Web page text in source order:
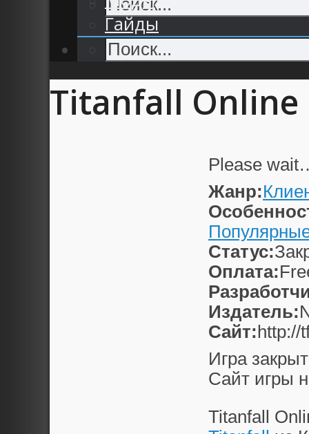
Гайды
Titanfall Online
Please
Жанр:
Статус:
Оплата:
Издатель:
Сайт: http://
Игра
Сайт игры
Titanfall